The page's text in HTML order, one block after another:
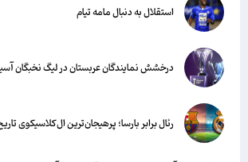
استقلال به دنبال مامه تیام
درخشش نمایندگان عربستان در لیگ نخبگان آسیا
رئال برابر بارسا؛ پرهیجان‌‌ترین ال‌کلاسیکوی تاریخ